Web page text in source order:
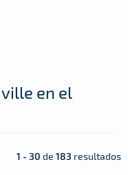
en el
1 - 30 de 183 resultados